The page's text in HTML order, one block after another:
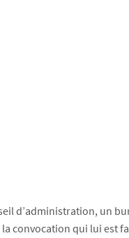
d’administration, un
convocation qui lui est